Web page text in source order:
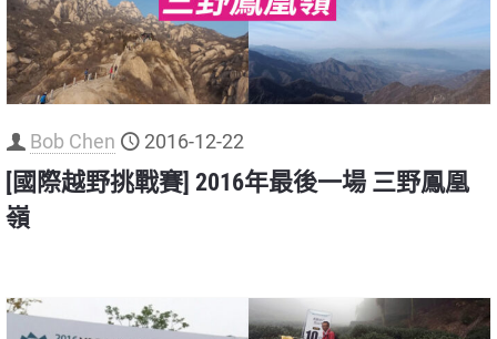
Bob Chen 2016-12-22
[國際越野挑戰賽] 2016年最後一場 三野鳳凰
嶺